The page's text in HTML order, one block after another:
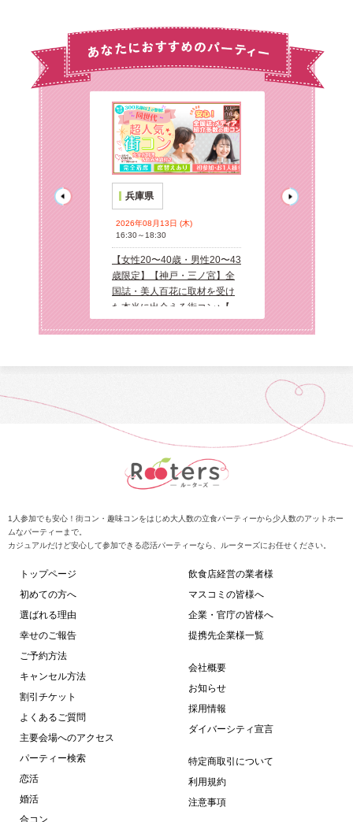
【女性20〜40
歳限定】【神
から2分】全
取材を受け
街コン♪【イ
で楽しむ
兵庫県
2026年08月13日 (木)
16:30～18:30
【女性20〜40歳・男性20〜43
歳限定】【神戸・三ノ宮】全
国誌・美人百花に取材を受け
た本当に出会える街コン♪【完
兵庫県
2026年08月08日
16:30～18:30
【初心者向け
歳・男性20〜
戸・三ノ宮】
国誌・美人百
た本当に出会
間】【豊富な
ー】【同世代
♪LINE交換自由
り！
る街コン♪【完
直送食材】
切】【インス
える開放空
で楽しむ
＆席替えあ
1人参加でも安心！街コン・趣味コンをはじめ大人数の立食パーティーから少人数のアットホー
ムなパーティーまで。
カジュアルだけど安心して参加できる恋活パーティーなら、ルーターズにお任せください。
トップページ
初めての方へ
選ばれる理由
幸せのご報告
ご予約方法
キャンセル方法
割引チケット
よくあるご質問
主要会場へのアクセス
パーティー検索
恋活
婚活
飲食店経営の業者様
マスコミの皆様へ
企業・官庁の皆様へ
提携先企業様一覧
会社概要
お知らせ
採用情報
ダイバーシティ宣言
特定商取引について
利用規約
注意事項